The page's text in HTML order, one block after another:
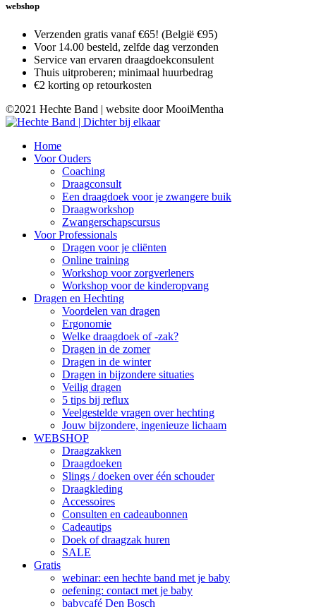
webshop
Verzenden gratis vanaf €65! (België €95)
Voor 14.00 besteld, zelfde dag verzonden
Service van ervaren draagdoekconsulent
Thuis uitproberen; minimaal huurbedrag
€2 korting op retourkosten
©2021 Hechte Band | website door MooiMentha
Home
Voor Ouders
Coaching
Draagconsult
Een draagdoek voor je zwangere buik
Draagworkshop
Zwangerschapscursus
Voor Professionals
Dragen voor je cliënten
Online training
Workshop voor zorgverleners
Workshop voor de kinderopvang
Dragen en Hechting
Voordelen van dragen
Ergonomie
Welke draagdoek of -zak?
Dragen in de zomer
Dragen in de winter
Dragen in bijzondere situaties
Veilig dragen
5 tips bij reflux
Veelgestelde vragen over hechting
Jouw bijzondere, ingenieuze lichaam
WEBSHOP
Draagzakken
Draagdoeken
Slings / doeken over één schouder
Draagkleding
Accessoires
Consulten en cadeaubonnen
Cadeautips
Doek of draagzak huren
SALE
Gratis
webinar: een hechte band met je baby
oefening: contact met je baby
babycafé Den Bosch